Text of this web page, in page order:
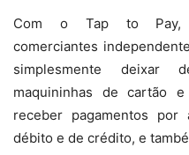
Com o Tap to Pay,
comerciantes
simplesmente deixar
maquininhas de cartão
receber pagamentos por
débito e de crédito, e